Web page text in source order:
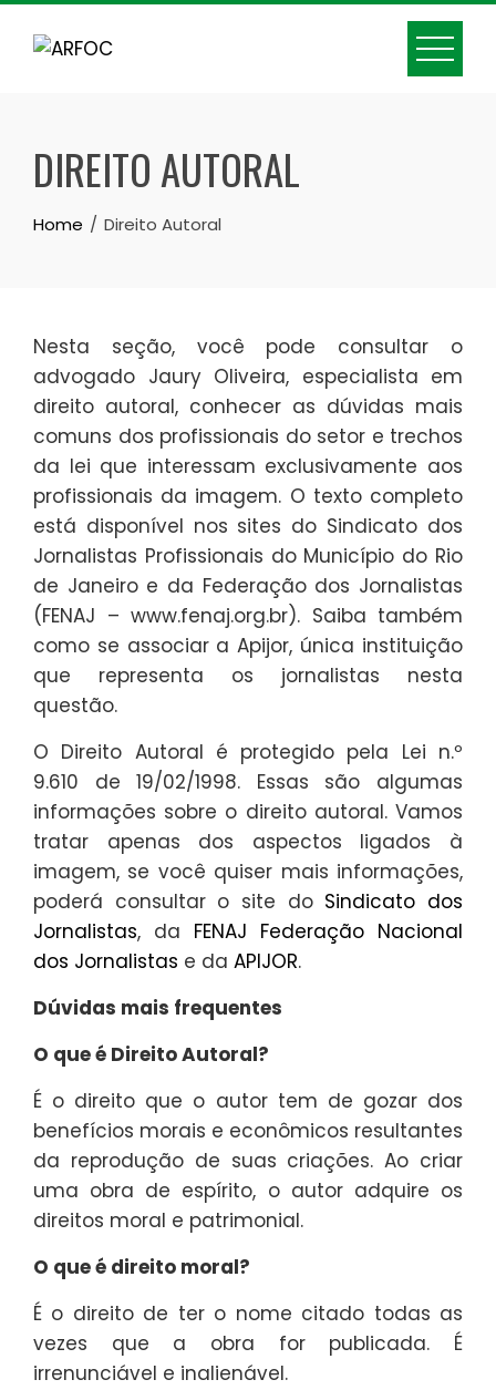
Skip
DIREITO AUTORAL
Home Direito Autoral
Nesta seção, você pode consultar o
advogado Jaury Oliveira, especialista em
direito autoral, conhecer as dúvidas mais
comuns dos profissionais do setor e trechos
da lei que interessam exclusivamente aos
profissionais da imagem. O texto completo
está disponível nos sites do Sindicato dos
Jornalistas Profissionais do Município do Rio
de Janeiro e da Federação dos Jornalistas
(FENAJ – www.fenaj.org.br). Saiba também
como se associar a Apijor, única instituição
que representa os jornalistas nesta
questão.
O Direito Autoral é protegido pela Lei n.º
9.610 de 19/02/1998. Essas são algumas
informações sobre o direito autoral. Vamos
tratar apenas dos aspectos ligados à
imagem, se você quiser mais informações,
poderá consultar o site do Sindicato dos
Jornalistas, da FENAJ Federação Nacional
dos Jornalistas e da APIJOR.
Dúvidas mais frequentes
O que é Direito Autoral?
É o direito que o autor tem de gozar dos
benefícios morais e econômicos resultantes
da reprodução de suas criações. Ao criar
uma obra de espírito, o autor adquire os
direitos moral e patrimonial.
O que é direito moral?
É o direito de ter o nome citado todas as
vezes que a obra for publicada. É
irrenunciável e inalienável.